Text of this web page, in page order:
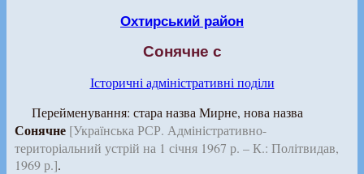
Охтирський район
Сонячне с
Історичні адміністративні поділи
Перейменування: стара назва Мирне, нова назва
Сонячне [Українська РСР. Адміністративно-
територіальний устрій на 1 січня 1967 р. – К.: Політвидав,
1969 р.].